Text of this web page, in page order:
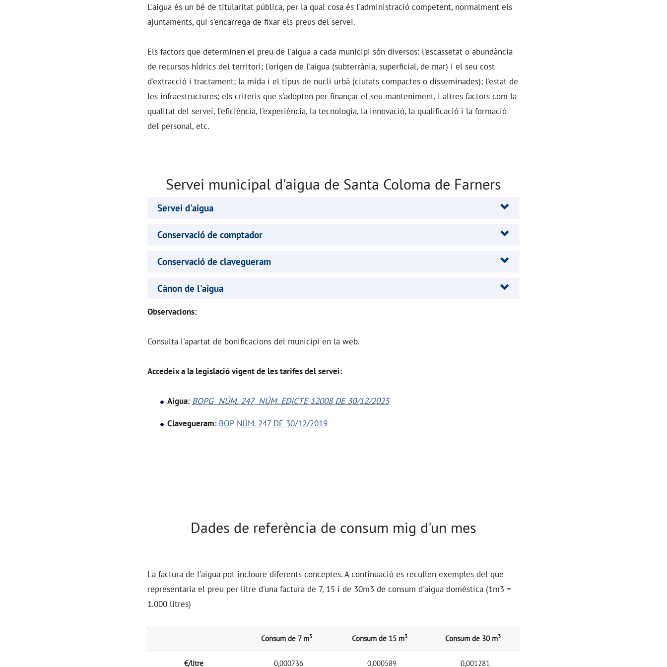
L'aigua és un bé de titularitat pública, per la qual cosa és l'administració competent, normalment els
ajuntaments, qui s'encarrega de fixar els preus del servei.
Els factors que determinen el preu de l'aigua a cada municipi són diversos: l'escassetat o abundància
de recursos hídrics del territori; l'origen de l'aigua (subterrània, superficial, de mar) i el seu cost
d'extracció i tractament; la mida i el tipus de nucli urbà (ciutats compactes o disseminades); l'estat de
les infraestructures; els criteris que s'adopten per finançar el seu manteniment, i altres factors com la
qualitat del servei, l'eficiència, l'experiència, la tecnologia, la innovació, la qualificació i la formació
del personal, etc.
Servei municipal d'aigua de Santa Coloma de Farners
Servei d'aigua
Conservació de comptador
Conservació de clavegueram
Cànon de l'aigua
Observacions:
Consulta l'apartat de bonificacions del municipi en la web.
Accedeix a la legislació vigent de les tarifes del servei:
Aigua: BOPG NÚM. 247 NÚM. EDICTE 12008 DE 30/12/2025
Clavegueram: BOP NÚM. 247 DE 30/12/2019
Dades de referència de consum mig d'un mes
La factura de l'aigua pot incloure diferents conceptes. A continuació es recullen exemples del que
representaria el preu per litre d'una factura de 7, 15 i de 30m3 de consum d'aigua domèstica (1m3 =
1.000 litres)
Consum de 7 m3 Consum de 15 m3 Consum de 30 m3
€/litre 0,000736 0,000589 0,001281